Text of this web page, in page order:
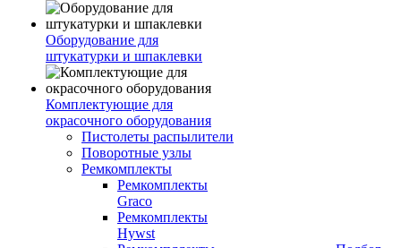
Оборудование для
штукатурки и шпаклевки
Комплектующие для
окрасочного оборудования
Пистолеты распылители
Поворотные узлы
Ремкомплекты
Ремкомплекты
Graco
Ремкомплекты
Hywst